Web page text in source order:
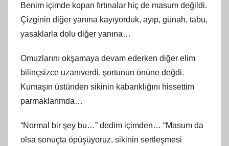
Benim içimde kopan fırtınalar hiç de masum değildi.
Çizginin diğer yanına kayıyorduk, ayıp, günah, tabu,
yasaklarla dolu diğer yanına…
Omuzlarını okşamaya devam ederken diğer elim
bilinçsizce uzanıverdi, şortunun önüne değdi.
Kumaşın üstünden sikinin kabarıklığını hissettim
parmaklarımda…
“Normal bir şey bu…” dedim içimden… “Masum da
olsa sonuçta öpüşüyoruz, sikinin sertleşmesi